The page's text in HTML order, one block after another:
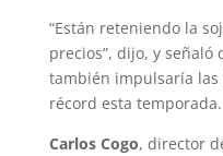
“Están reteniendo la
precios”, dijo, y
también impulsaría
récord esta temporada.
Carlos Cogo, director